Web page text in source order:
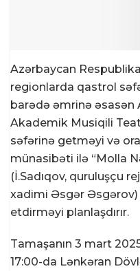
Azərbaycan
regionlarda qastrol
barədə əmrinə əsasən
Akademik Musiqili
səfərinə getməyi və
münasibəti ilə “Molla
(İ.Sadıqov, quruluşçu
xadimi Əsgər Əsgərov)
etdirməyi planlaşdırır.
Tamaşanın 3 mart
17:00-da Lənkəran